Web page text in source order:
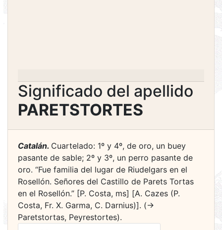
Significado del apellido
PARETSTORTES
Catalán. Cuartelado: 1º y 4º, de oro, un buey
pasante de sable; 2º y 3º, un perro pasante de
oro. “Fue familia del lugar de Riudelgars en el
Rosellón. Señores del Castillo de Parets Tortas
en el Rosellón.” [P. Costa, ms] [A. Cazes (P.
Costa, Fr. X. Garma, C. Darnius)]. (->
Paretstortas, Peyrestortes).